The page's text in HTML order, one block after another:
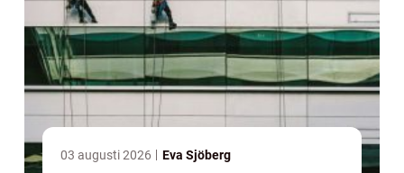
03 augusti 2026 Eva Sjöberg